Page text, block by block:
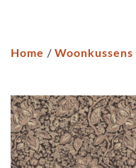
Home / Woonkussens